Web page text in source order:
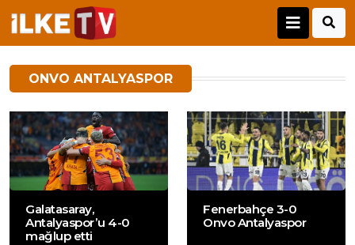
ONVO ANTALYASPOR
Galatasaray,
Antalyaspor’u 4-0
mağlup etti
Fenerbahçe 3-0
Onvo Antalyaspor